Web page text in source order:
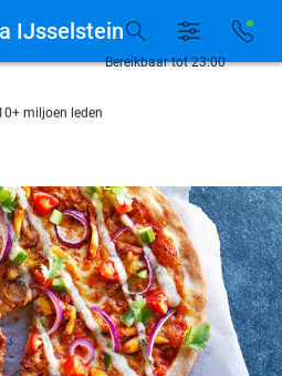
per week beschikbaar
per week beschikbaar
miljoen leden
Bereikbaar tot 23:00
IJsselstein